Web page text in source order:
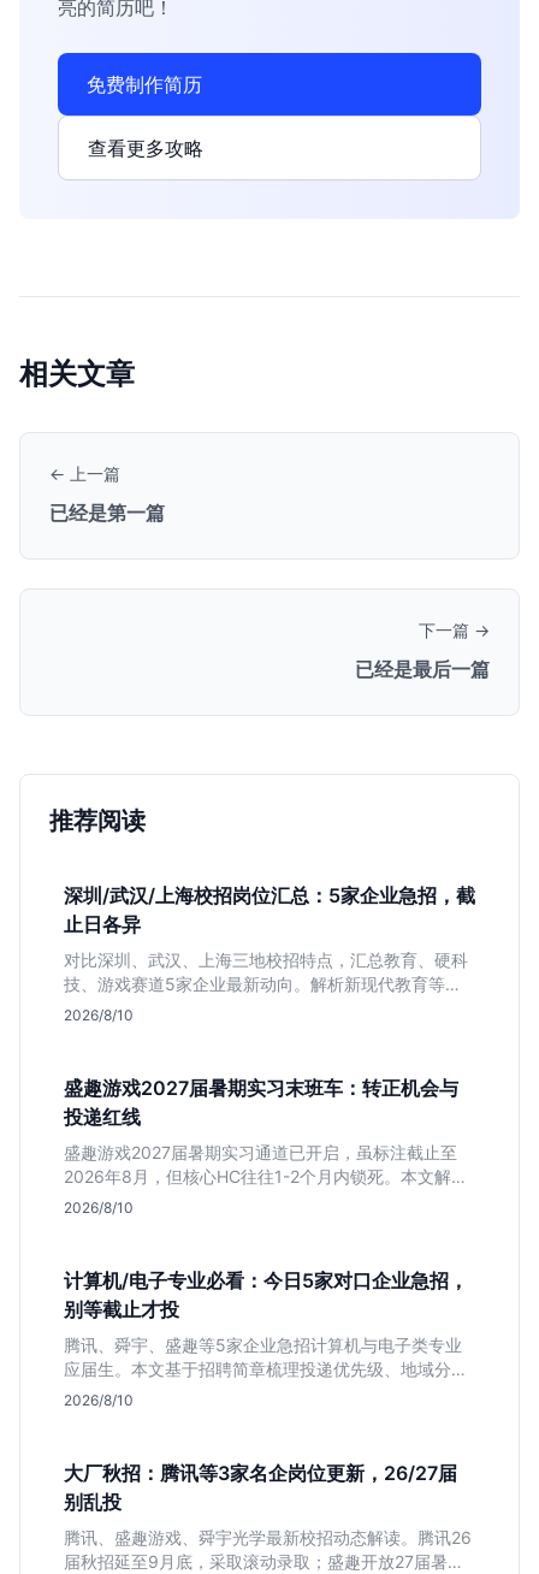
亮的简历吧！
免费制作简历
查看更多攻略
相关文章
← 上一篇
已经是第一篇
下一篇 →
已经是最后一篇
推荐阅读
深圳/武汉/上海校招岗位汇总：5家企业急招，截
止日各异
对比深圳、武汉、上海三地校招特点，汇总教育、硬科
技、游戏赛道5家企业最新动向。解析新现代教育等公
司网申截止时间与专业限制，帮你快速决定投递优先
2026/8/10
盛趣游戏2027届暑期实习末班车：转正机会与
投递红线
盛趣游戏2027届暑期实习通道已开启，虽标注截止至
2026年8月，但核心HC往往1-2个月内锁死。本文解析
游戏大厂“招满即止”的招聘逻辑，提醒同学避开时间陷
2026/8/10
计算机/电子专业必看：今日5家对口企业急招，
别等截止才投
腾讯、舜宇、盛趣等5家企业急招计算机与电子类专业
应届生。本文基于招聘简章梳理投递优先级、地域分布
及截止时间，助你快速决策。
2026/8/10
大厂秋招：腾讯等3家名企岗位更新，26/27届
别乱投
腾讯、盛趣游戏、舜宇光学最新校招动态解读。腾讯26
届秋招延至9月底，采取滚动录取；盛趣开放27届暑期